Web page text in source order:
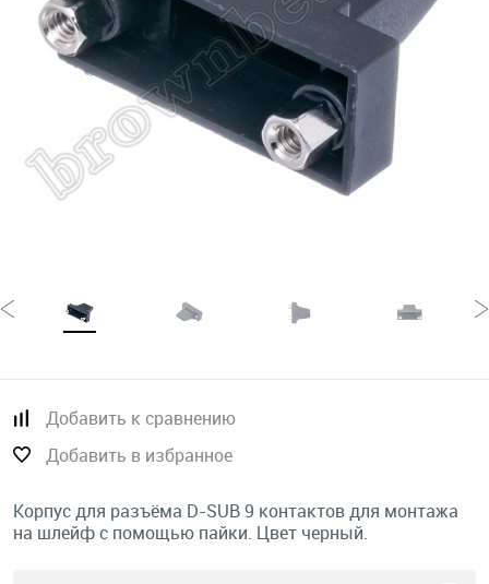
Добавить к сравнению
Добавить в избранное
Корпус для разъёма D-SUB 9 контактов для монтажа
на шлейф с помощью пайки. Цвет черный.